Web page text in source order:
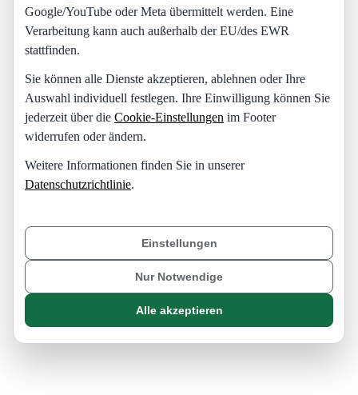
Google/YouTube oder Meta übermittelt werden. Eine
Verarbeitung kann auch außerhalb der EU/des EWR
stattfinden.
Sie können alle Dienste akzeptieren, ablehnen oder Ihre
Auswahl individuell festlegen. Ihre Einwilligung können Sie
jederzeit über die Cookie-Einstellungen im Footer
widerrufen oder ändern.
Weitere Informationen finden Sie in unserer
Datenschutzrichtlinie.
Einstellungen
Nur Notwendige
Alle akzeptieren